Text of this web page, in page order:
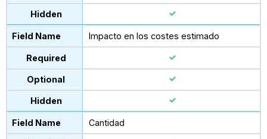
Impacto en los costes estimado
Cantidad